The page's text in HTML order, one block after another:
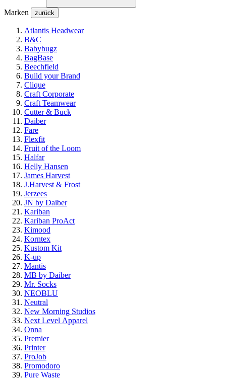
Marken zurück
Atlantis Headwear
B&C
Babybugz
BagBase
Beechfield
Build your Brand
Clique
Craft Corporate
Craft Teamwear
Cutter & Buck
Daiber
Fare
Flexfit
Fruit of the Loom
Halfar
Helly Hansen
James Harvest
J.Harvest & Frost
Jerzees
JN by Daiber
Kariban
Kariban ProAct
Kimood
Korntex
Kustom Kit
K-up
Mantis
MB by Daiber
Mr. Socks
NEOBLU
Neutral
New Morning Studios
Next Level Apparel
Onna
Premier
Printer
ProJob
Promodoro
Pure Waste